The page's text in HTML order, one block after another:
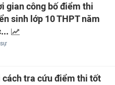
gian công bố điểm thi
sinh lớp 10 THPT năm
cách tra cứu điểm thi tốt